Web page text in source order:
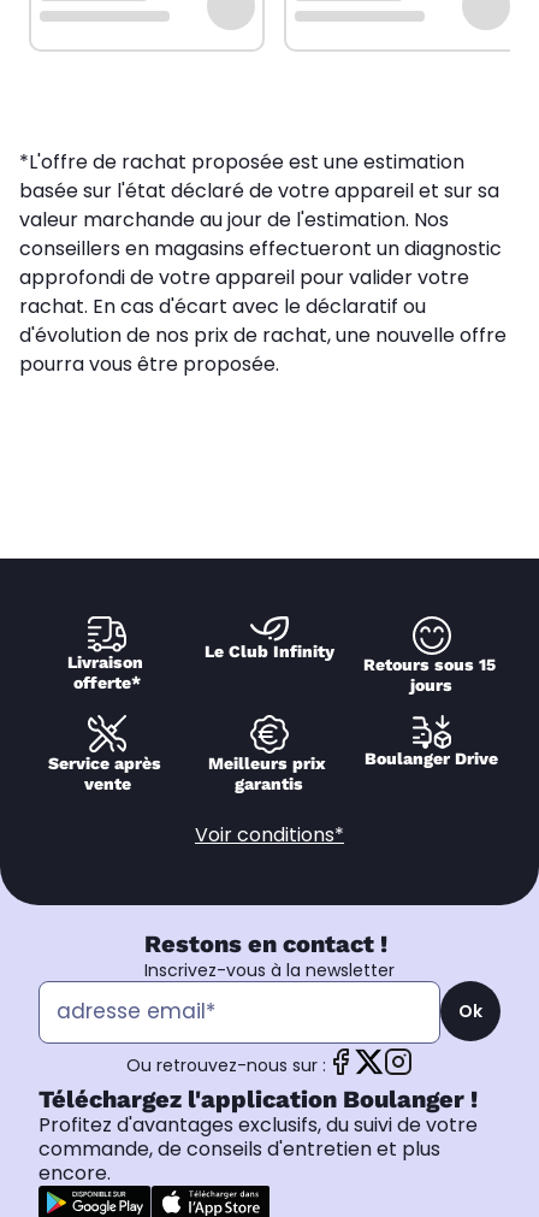
*L'offre de rachat proposée est une estimation
basée sur l'état déclaré de votre appareil et sur sa
valeur marchande au jour de l'estimation. Nos
conseillers en magasins effectueront un diagnostic
approfondi de votre appareil pour valider votre
rachat. En cas d'écart avec le déclaratif ou
d'évolution de nos prix de rachat, une nouvelle offre
pourra vous être proposée.
Livraison
offerte*
Le Club Infinity
Retours sous 15
jours
Service après
vente
Meilleurs prix
garantis
Boulanger Drive
Voir conditions*
Restons en contact !
Inscrivez-vous à la newsletter
Ok
Ou retrouvez-nous sur :
Téléchargez l'application Boulanger !
Profitez d'avantages exclusifs, du suivi de votre
commande, de conseils d'entretien et plus
encore.